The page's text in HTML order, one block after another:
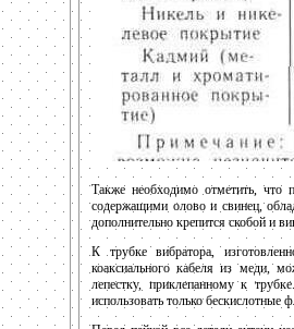
Также необходимо отметить,
содержащими олово и свинец,
дополнительно крепится скобой и
К трубке вибратора,
коаксиального кабеля из меди,
лепестку, приклепанному к
использовать только